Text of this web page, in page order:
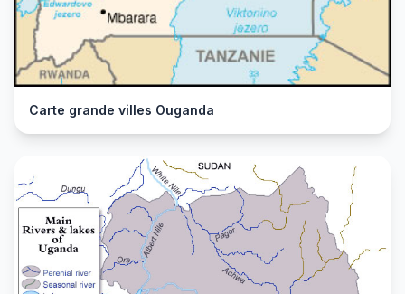
Carte grande villes Ouganda